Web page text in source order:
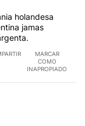
holandesa
jamas
MARCAR
COMO
INAPROPIADO